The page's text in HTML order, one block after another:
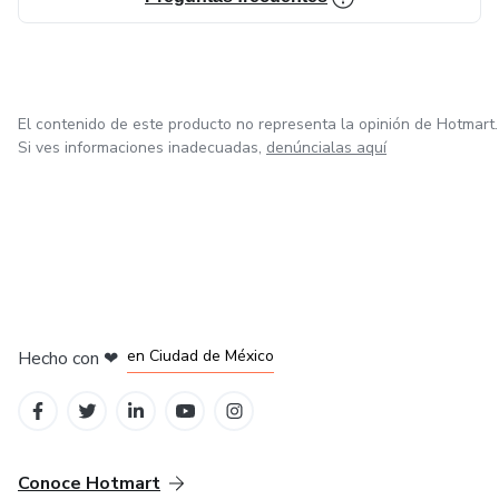
El contenido de este producto no representa la opinión de Hotmart.
Si ves informaciones inadecuadas, denúncialas aquí
Hecho con ❤ en Ciudad de México
Conoce Hotmart